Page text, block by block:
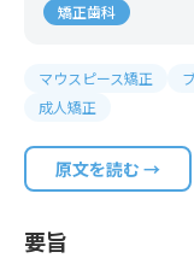
矯正歯科
マウスピース矯正
成人矯正
原文を読む →
要旨